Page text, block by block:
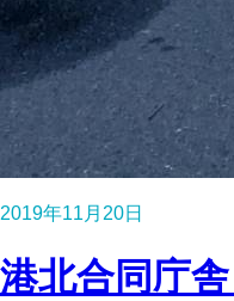
2019年11月20日
港北合同庁